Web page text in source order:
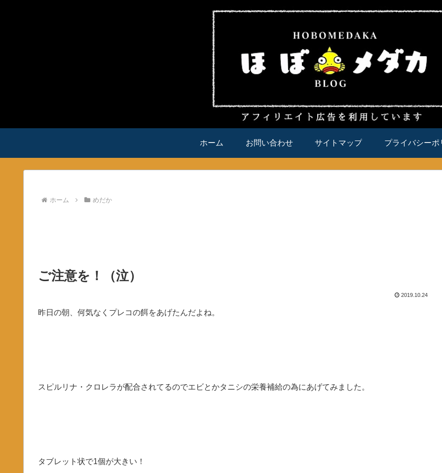
ホーム お問い合わせ サイトマップ プライバシーポ
ホーム めだか
ご注意を！（泣）
2019.10.24
昨日の朝、何気なくプレコの餌をあげたんだよね。
スピルリナ・クロレラが配合されてるのでエビとかタニシの栄養補給の為にあげてみました。
タブレット状で1個が大きい！